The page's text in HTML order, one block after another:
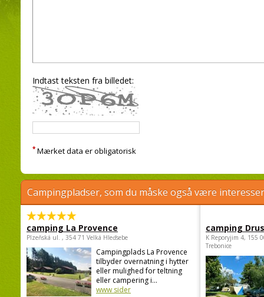
Indtast teksten fra billedet:
* Mærket data er obligatorisk
Campingpladser, som du måske også være
camping La Provence
Plzeňská ul. , 354 71 Velká Hleďsebe
Campingplads La Provence
tilbyder overnatning i hytter
eller mulighed for teltning
eller campering i...
www sider
camping
K Reporyjim 4, 155
Trebonice